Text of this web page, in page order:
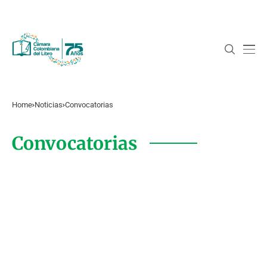
Home Noticias Convocatorias
Convocatorias